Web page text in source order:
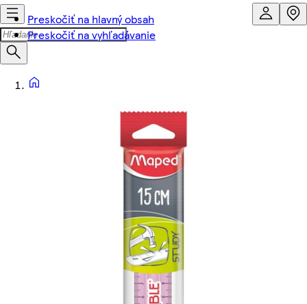
Preskočiť na hlavný obsah
Preskočiť na vyhľadávanie